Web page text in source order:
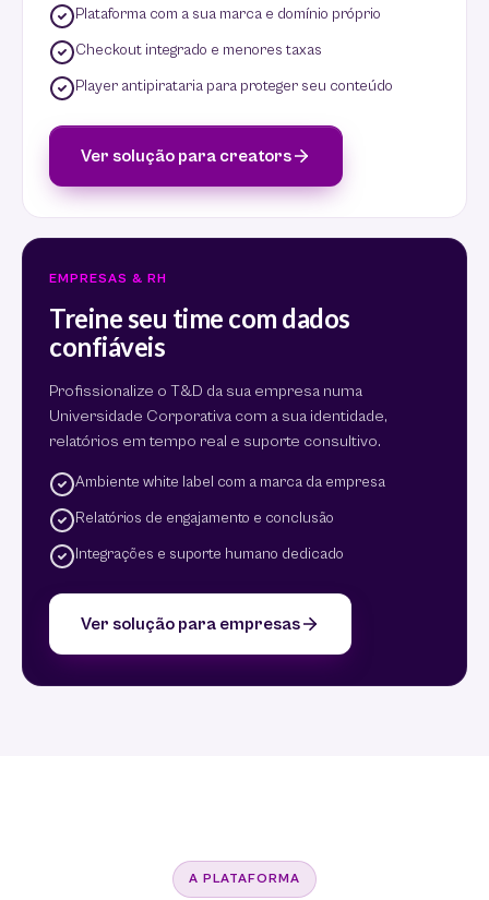
Plataforma com a sua marca e domínio próprio
Checkout integrado e menores taxas
Player antipirataria para proteger seu conteúdo
Ver solução para creators
EMPRESAS & RH
Treine seu time com dados
confiáveis
Profissionalize o T&D da sua empresa numa
Universidade Corporativa com a sua identidade,
relatórios em tempo real e suporte consultivo.
Ambiente white label com a marca da empresa
Relatórios de engajamento e conclusão
Integrações e suporte humano dedicado
Ver solução para empresas
A PLATAFORMA